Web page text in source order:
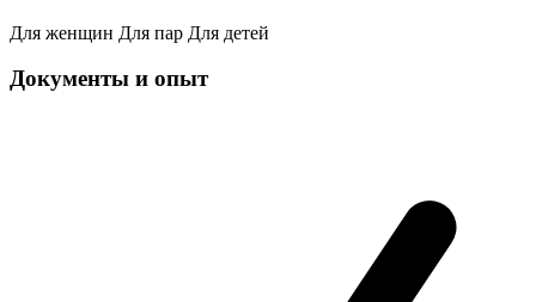
Для женщин Для пар Для детей
Документы и опыт